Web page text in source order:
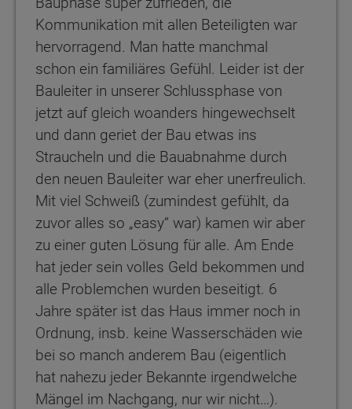
Kommunikation mit allen Beteiligten war
hervorragend. Man hatte manchmal
schon ein familiäres Gefühl. Leider ist der
Bauleiter in unserer Schlussphase von
jetzt auf gleich woanders hingewechselt
und dann geriet der Bau etwas ins
Straucheln und die Bauabnahme durch
den neuen Bauleiter war eher unerfreulich.
Mit viel Schweiß (zumindest gefühlt, da
zuvor alles so „easy“ war) kamen wir aber
zu einer guten Lösung für alle. Am Ende
hat jeder sein volles Geld bekommen und
alle Problemchen wurden beseitigt. 6
Jahre später ist das Haus immer noch in
Ordnung, insb. keine Wasserschäden wie
bei so manch anderem Bau (eigentlich
hat nahezu jeder Bekannte irgendwelche
Mängel im Nachgang, nur wir nicht…).